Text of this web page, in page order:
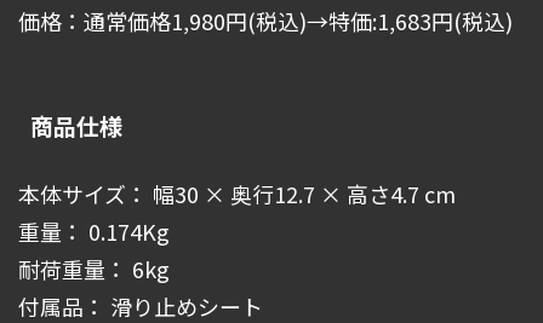
価格：通常価格1,980円(税込)→特価:1,683円(税込)
商品仕様
本体サイズ： 幅30 × 奥行12.7 × 高さ4.7 cm
重量： 0.174Kg
耐荷重量： 6kg
付属品： 滑り止めシート